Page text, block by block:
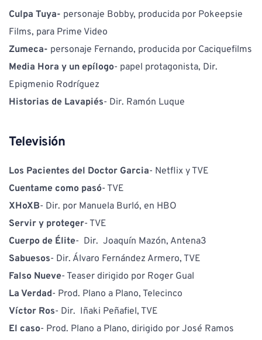
Culpa Tuya- personaje Bobby, producida por Pokeepsie
Films, para Prime Video
Zumeca-
Media Hora y un epílogo- papel protagonista, Dir.
Epigmenio Rodríguez
Historias de Lavapiés- Dir. Ramón Luque
Televisión
Los Pacientes del Doctor Garcia- Netflix y TVE
Cuentame como pasó- TVE
XHoXB- Dir. por Manuela Burló, en HBO
Servir y proteger- TVE
Cuerpo de Élite-  Dir.  Joaquín Mazón, Antena3
Sabuesos- Dir. Álvaro Fernández Armero, TVE
Falso Nueve- Teaser dirigido por Roger Gual
La Verdad- Prod. Plano a Plano, Telecinco
Víctor Ros- Dir.  Iñaki Peñafiel, TVE
El caso- Prod. Plano a Plano, dirigido por José Ramos